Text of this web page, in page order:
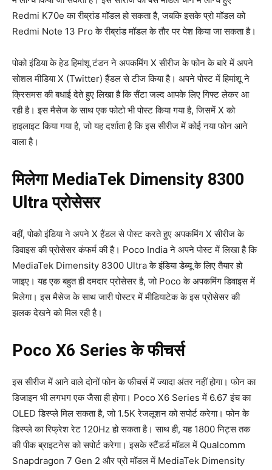
Redmi K70e का रीब्रांड मॉडल हो सकता है, जबकि इसके प्रो मॉडल को
Redmi Note 13 Pro के रीब्रांड मॉडल के तौर पर पेश किया जा सकता है।
पोको इंडिया के हेड हिमांशू टंडन ने अपकमिंग X सीरीज के फोन के बारे में अपने
सोशल मीडिया X (Twitter) हैंडल से टीज किया है। अपने पोस्ट में हिमांशू ने
क्रिसमस की बधाई देते हुए लिखा है कि सैंटा जल्द आपके लिए गिफ्ट लेकर आ
रही है। इस मैसेज के साथ एक फोटो भी पोस्ट किया गया है, जिसमें X को
हाइलाइट किया गया है, जो यह दर्शाता है कि इस सीरीज में कोई नया फोन आने
वाला है।
मिलेगा MediaTek Dimensity 8300
Ultra प्रोसेसर
वहीं, पोको इंडिया ने अपने X हैंडल से पोस्ट करते हुए अपकमिंग X सीरीज के
डिवाइस की प्रोसेसर कंफर्म की है। Poco India ने अपने पोस्ट में लिखा है कि
MediaTek Dimensity 8300 Ultra के इंडिया डेब्यू के लिए तैयार हो
जाइए। यह एक बहुत ही दमदार प्रोसेसर है, जो Poco के अपकमिंग डिवाइस में
मिलेगा। इस मैसेज के साथ जारी पोस्टर में मीडियाटेक के इस प्रोसेसर की
झलक देखने को मिल रही है।
Poco X6 Series के फीचर्स
इस सीरीज में आने वाले दोनों फोन के फीचर्स में ज्यादा अंतर नहीं होगा। फोन का
डिजाइन भी लगभग एक जैसा ही होगा। Poco X6 Series में 6.67 इंच का
OLED डिस्प्ले मिल सकता है, जो 1.5K रेजलूशन को सपोर्ट करेगा। फोन के
डिस्प्ले का रिफ्रेश रेट 120Hz हो सकता है। साथ ही, यह 1800 निट्स तक
की पीक ब्राइटनेस को सपोर्ट करेगा। इसके स्टैंडर्ड मॉडल में Qualcomm
Snapdragon 7 Gen 2 और प्रो मॉडल में MediaTek Dimensity